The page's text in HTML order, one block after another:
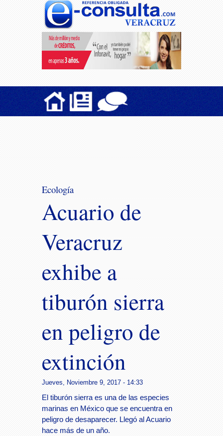
Ecología
Acuario de
Veracruz
exhibe a
tiburón sierra
en peligro de
extinción
Jueves, Noviembre 9, 2017 - 14:33
El tiburón sierra es una de las especies
marinas en México que se encuentra en
peligro de desaparecer. Llegó al Acuario
hace más de un año.